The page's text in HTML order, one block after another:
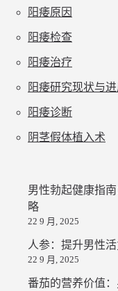
阳痿原因
阳痿检查
阳痿治疗
阳痿研究现状与
阳痿诊断
阴茎假体植入术
男性勃起健康指
略
22 9 月, 2025
人参：提升男性
22 9 月, 2025
番茄的营养价值